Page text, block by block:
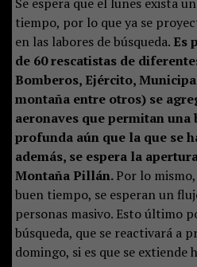
tiempo, por lo que ya se
en las labores de búsqueda. Es
de 60 rescatistas de
Bomberos, Ejército,
montaña entre otros) se
aeronaves que permitan una
profunda aún que la que se
además, se espera la
Montaña Pillán.Por lo
buen tiempo, se esperan un
personas masivo. Esto último
búsqueda, que se reactivará a
domingo, si es que se extiende